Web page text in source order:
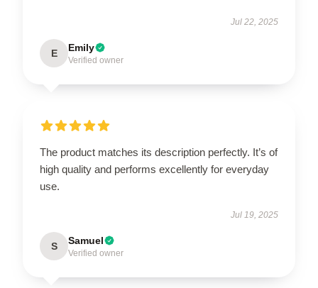
Jul 22, 2025
E Emily
Verified owner
The product matches its description perfectly. It’s of
high quality and performs excellently for everyday
use.
Jul 19, 2025
S Samuel
Verified owner